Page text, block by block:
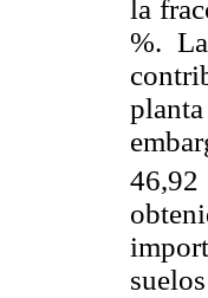
la
%.
46,92